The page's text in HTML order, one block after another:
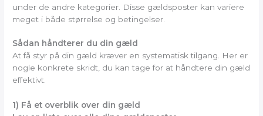
under de andre kategorier. Disse gældsposter kan variere
meget i både størrelse og betingelser.
Sådan håndterer du din gæld
At få styr på din gæld kræver en systematisk tilgang. Her er
nogle konkrete skridt, du kan tage for at håndtere din gæld
effektivt.
1) Få et overblik over din gæld